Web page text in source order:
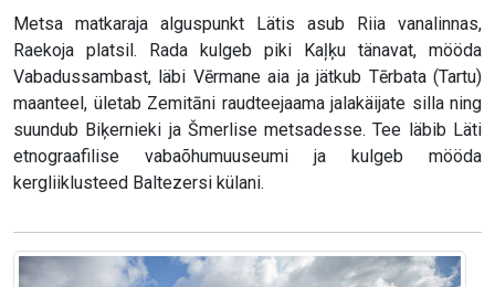
Metsa matkaraja alguspunkt Lätis asub Riia vanalinnas,
Raekoja platsil. Rada kulgeb piki Kaļķu tänavat, mööda
Vabadussambast, läbi Vērmane aia ja jätkub Tērbata (Tartu)
maanteel, ületab Zemitāni raudteejaama jalakäijate silla ning
suundub Biķernieki ja Šmerlise metsadesse. Tee läbib Läti
etnograafilise vabaõhumuuseumi ja kulgeb mööda
kergliiklusteed Baltezersi külani.